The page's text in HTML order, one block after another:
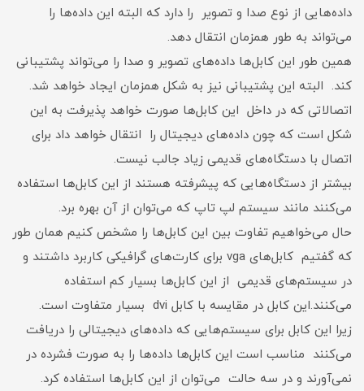
داده‌هایی از نوع صدا و تصویر را دارد که البته این داده‌ها را
می‌تواند به طور همزمان انتقال دهد.
همین طور این کابل‌ها داده‌های تصویر و صدا را می‌تواند پشتیبانی
کند. البته این پشتیبانی نیز به شکل همزمان ایجاد خواهد شد.
اتصالاتی که در داخل این کابل‌ها صورت خواهد پذیرفت به این
شکل است که چون داده‌های دیجیتال را انتقال خواهد داد برای
اتصال با دستگاه‌های قدیمی‌ زیاد جالب نیست.
بیشتر از دستگاه‌هایی که پیشرفته هستند از این کابل‌ها استفاده
می‌کنند مانند سیستم لپ تاپ که می‌توان از آن بهره برد.
حال می‌خواهیم تفاوت بین این کابل‌ها را مشخص کنیم همان طور
که گفتیم کابل‌های vga برای کارت‌های گرافیکی کاربرد داشتند و
در سیستم‌های قدیمی‌ از این کابل‌ها بسیار کم استفاده
می‌کنند.این کابل در مقایسه با کابل dvi بسیار متفاوت است.
زیرا این کابل برای سیستم‌هایی که داده‌های دیجیتالی را دریافت
می‌کنند مناسب است این کابل‌ها داده‌ها را به صورت فشرده در
نمی‌آورند و در سه حالت می‌توان از این کابل‌ها استفاده کرد.